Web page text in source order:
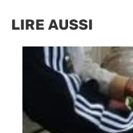
LIRE AUSSI